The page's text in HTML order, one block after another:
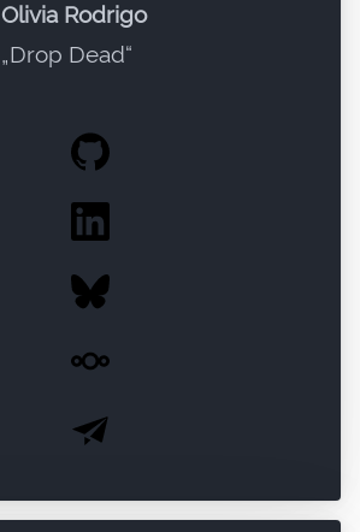
Olivia Rodrigo
„Drop Dead“